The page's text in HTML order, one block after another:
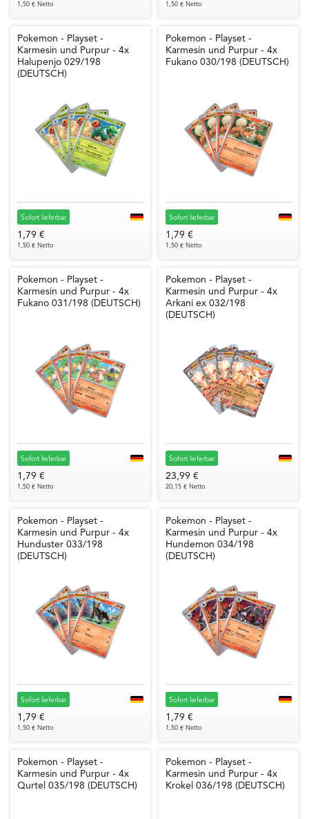
1,50 € Netto 1,50 € Netto
Pokemon - Playset -
Karmesin und Purpur - 4x
Halupenjo 029/198
(DEUTSCH)
Sofort lieferbar
1,79 €
1,50 € Netto
Pokemon - Playset -
Karmesin und Purpur - 4x
Fukano 030/198 (DEUTSCH)
Sofort lieferbar
1,79 €
1,50 € Netto
Pokemon - Playset -
Karmesin und Purpur - 4x
Fukano 031/198 (DEUTSCH)
Sofort lieferbar
1,79 €
1,50 € Netto
Pokemon - Playset -
Karmesin und Purpur - 4x
Arkani ex 032/198
(DEUTSCH)
Sofort lieferbar
23,99 €
20,15 € Netto
Pokemon - Playset -
Karmesin und Purpur - 4x
Hunduster 033/198
(DEUTSCH)
Sofort lieferbar
1,79 €
1,50 € Netto
Pokemon - Playset -
Karmesin und Purpur - 4x
Hundemon 034/198
(DEUTSCH)
Sofort lieferbar
1,79 €
1,50 € Netto
Pokemon - Playset -
Karmesin und Purpur - 4x
Qurtel 035/198 (DEUTSCH)
Pokemon - Playset -
Karmesin und Purpur - 4x
Krokel 036/198 (DEUTSCH)